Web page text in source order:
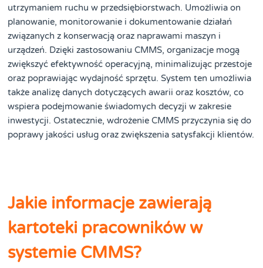
utrzymaniem ruchu w przedsiębiorstwach. Umożliwia on
planowanie, monitorowanie i dokumentowanie działań
związanych z konserwacją oraz naprawami maszyn i
urządzeń. Dzięki zastosowaniu CMMS, organizacje mogą
zwiększyć efektywność operacyjną, minimalizując przestoje
oraz poprawiając wydajność sprzętu. System ten umożliwia
także analizę danych dotyczących awarii oraz kosztów, co
wspiera podejmowanie świadomych decyzji w zakresie
inwestycji. Ostatecznie, wdrożenie CMMS przyczynia się do
poprawy jakości usług oraz zwiększenia satysfakcji klientów.
Jakie informacje zawierają
kartoteki pracowników w
systemie CMMS?